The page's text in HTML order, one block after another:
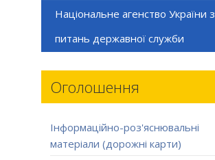
Національне агенство України з
питань державної служби
Оголошення
Інформаційно-роз'яснювальні
матеріали (дорожні карти)